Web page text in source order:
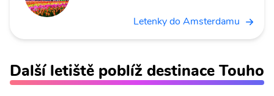
Letenky do Amsterdamu
Další letiště poblíž destinace Touho